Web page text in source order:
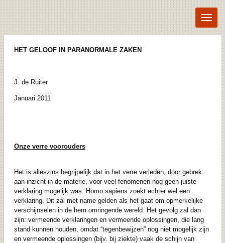
hoofdinhoud
HET GELOOF IN PARANORMALE ZAKEN
J. de Ruiter
Januari 2011
Onze verre voorouders
Het is alleszins begrijpelijk dat in het verre verleden, door gebrek
aan inzicht in de materie, voor veel fenomenen nog geen juiste
verklaring mogelijk was. Homo sapiens zoekt echter wel een
verklaring. Dit zal met name gelden als het gaat om opmerkelijke
verschijnselen in de hem omringende wereld. Het gevolg zal dan
zijn: vermeende verklaringen en vermeende oplossingen, die lang
stand kunnen houden, omdat “tegenbewijzen” nog niet mogelijk zijn
en vermeende oplossingen (bijv. bij ziekte) vaak de schijn van